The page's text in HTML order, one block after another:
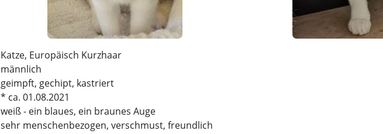
Katze, Europäisch Kurzhaar
männlich
geimpft, gechipt, kastriert
* ca. 01.08.2021
weiß - ein blaues, ein braunes Auge
sehr menschenbezogen, verschmust, freundlich